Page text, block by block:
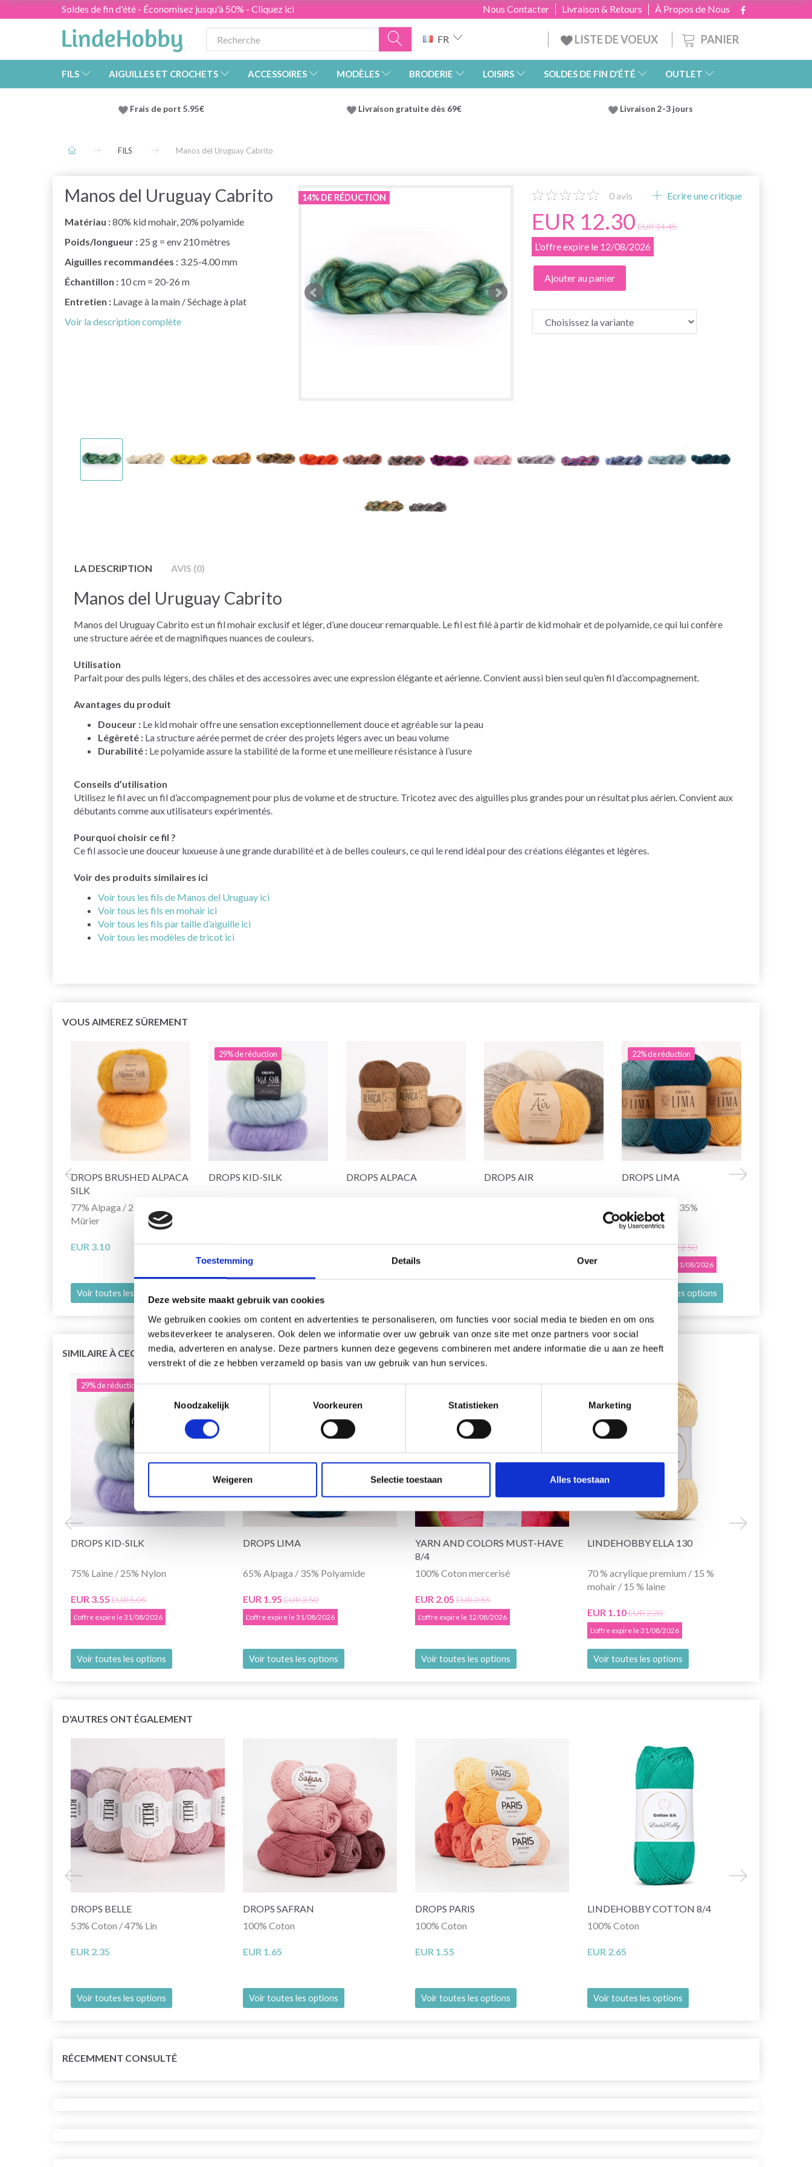
Toestemming Details Over
Deze website maakt gebruik van cookies
We gebruiken cookies om content en advertenties te personaliseren, om functies voor social media te bieden en om ons
websiteverkeer te analyseren. Ook delen we informatie over uw gebruik van onze site met onze partners voor social
media, adverteren en analyse. Deze partners kunnen deze gegevens combineren met andere informatie die u aan ze heeft
verstrekt of die ze hebben verzameld op basis van uw gebruik van hun services.
Toestemmingsselectie
Noodzakelijk
Voorkeuren Statistieken Marketing
Weigeren Selectie toestaan Alles toestaan
Soldes de fin d'été - Économisez jusqu'à 50% - Cliquez ici À Propos de Nous
Livraison & Retours
Nous Contacter
PANIER
FR LISTE DE VOEUX
FILS AIGUILLES ET CROCHETS ACCESSOIRES MODÈLES BRODERIE LOISIRS SOLDES DE FIN D’ÉTÉ OUTLET
Frais de port 5.95€ Livraison gratuite dès 69€ Livraison 2-3 jours
FILS Manos del Uruguay Cabrito
Manos del Uruguay Cabrito
Matériau :80% kid mohair, 20% polyamide
Poids/longueur : 25 g = env 210 mètres
Aiguilles recommandées : 3.25-4.00 mm
Échantillon : 10 cm = 20-26 m
Entretien : Lavage à la main / Séchage à plat
Voir la description complète
14% DE RÉDUCTION 0 avis Ecrire une critique
EUR 12.30 EUR 14.45
L'offre expire le 12/08/2026
Ajouter au panier
LA DESCRIPTION AVIS (0)
Manos del Uruguay Cabrito
Manos del Uruguay Cabrito est un fil mohair exclusif et léger, d’une douceur remarquable. Le fil est filé à partir de kid mohair et de polyamide, ce qui lui confère
une structure aérée et de magnifiques nuances de couleurs.
Utilisation
Parfait pour des pulls légers, des châles et des accessoires avec une expression élégante et aérienne. Convient aussi bien seul qu’en fil d’accompagnement.
Avantages du produit
Douceur : Le kid mohair offre une sensation exceptionnellement douce et agréable sur la peau
Légèreté : La structure aérée permet de créer des projets légers avec un beau volume
Durabilité : Le polyamide assure la stabilité de la forme et une meilleure résistance à l’usure
Conseils d’utilisation
Utilisez le fil avec un fil d’accompagnement pour plus de volume et de structure. Tricotez avec des aiguilles plus grandes pour un résultat plus aérien. Convient aux
débutants comme aux utilisateurs expérimentés.
Pourquoi choisir ce fil ?
Ce fil associe une douceur luxueuse à une grande durabilité et à de belles couleurs, ce qui le rend idéal pour des créations élégantes et légères.
Voir des produits similaires ici
Voir tous les fils de Manos del Uruguay ici
Voir tous les fils en mohair ici
Voir tous les fils par taille d’aiguille ici
Voir tous les modèles de tricot ici
VOUS AIMEREZ SÛREMENT
DROPS BRUSHED ALPACA
SILK
77% Alpaga / 23% de Soie du
Mûrier
EUR 3.10
Voir toutes les options
29% de réduction
DROPS KID-SILK DROPS ALPACA DROPS AIR
22% de réduction
DROPS LIMA
65% Alpaga / 35%
Polyamide
EUR 1.95EUR 2.50
L'offre expire le 31/08/2026
Voir toutes les options
SIMILAIRE À CECI
29% de réduction
DROPS KID-SILK
75% Laine / 25% Nylon
EUR 3.55 EUR 5.05
L'offre expire le 31/08/2026
Voir toutes les options
22% de réduction
DROPS LIMA
65% Alpaga / 35% Polyamide
EUR 1.95 EUR 2.50
L'offre expire le 31/08/2026
Voir toutes les options
19% de réduction
YARN AND COLORS MUST-HAVE
8/4
100% Coton mercerisé
EUR 2.05 EUR 2.55
L'offre expire le 12/08/2026
Voir toutes les options
50% de réduction
LINDEHOBBY ELLA 130
70 % acrylique premium / 15 %
mohair / 15 % laine
EUR 1.10EUR 2.20
L'offre expire le 31/08/2026
Voir toutes les options
D'AUTRES ONT ÉGALEMENT
DROPS BELLE
53% Coton / 47% Lin
EUR 2.35
Voir toutes les options
DROPS SAFRAN
100% Coton
EUR 1.65
Voir toutes les options
DROPS PARIS
100% Coton
EUR 1.55
Voir toutes les options
LINDEHOBBY COTTON 8/4
100% Coton
EUR 2.65
Voir toutes les options
RÉCEMMENT CONSULTÉ